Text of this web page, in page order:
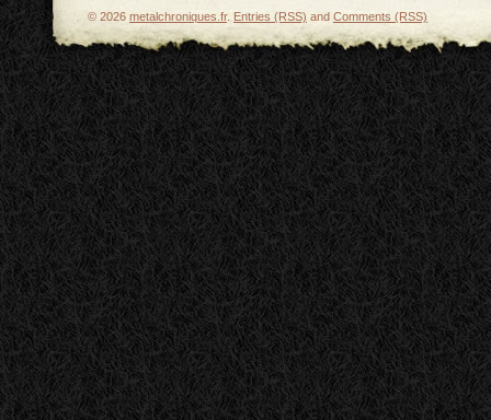
© 2026 metalchroniques.fr. Entries (RSS) and Comments (RSS)